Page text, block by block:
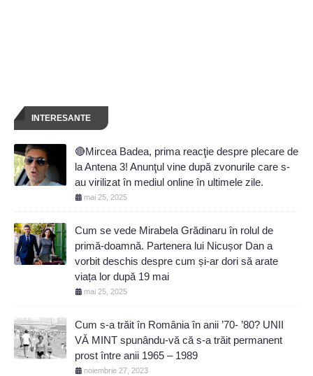
INTERESANTE
🔴Mircea Badea, prima reacţie despre plecare de
la Antena 3! Anunţul vine după zvonurile care s-
au virilizat în mediul online în ultimele zile.
mai 25, 2025
Cum se vede Mirabela Grădinaru în rolul de
primă-doamnă. Partenera lui Nicușor Dan a
vorbit deschis despre cum și-ar dori să arate
viața lor după 19 mai
mai 25, 2025
Cum s-a trăit în România în anii ’70- ’80? UNII
VĂ MINT spunându-vă că s-a trăit permanent
prost între anii 1965 – 1989
noiembrie 27, 2023